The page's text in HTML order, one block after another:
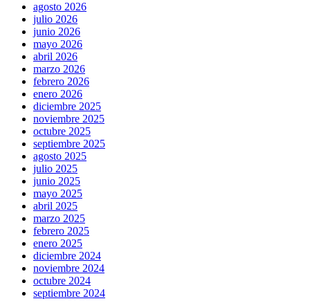
agosto 2026
julio 2026
junio 2026
mayo 2026
abril 2026
marzo 2026
febrero 2026
enero 2026
diciembre 2025
noviembre 2025
octubre 2025
septiembre 2025
agosto 2025
julio 2025
junio 2025
mayo 2025
abril 2025
marzo 2025
febrero 2025
enero 2025
diciembre 2024
noviembre 2024
octubre 2024
septiembre 2024